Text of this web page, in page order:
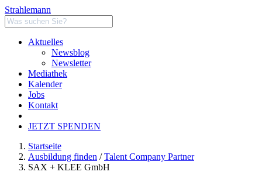
Strahlemann
Aktuelles
Newsblog
Newsletter
Mediathek
Kalender
Jobs
Kontakt
JETZT SPENDEN
Startseite
Ausbildung finden /Talent Company Partner
SAX + KLEE GmbH